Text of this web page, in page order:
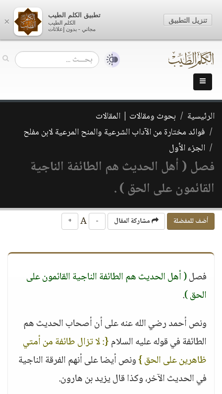
الرئيسية
بحوث ومقالات | المقالات
فوائد مختارة من الآداب الشرعية والمنح المرعية لابن مفلح
الجزء الأول
فصل ( أهل الحديث هم الطائفة الناجية
القائمون على الحق ) .
أضف للمفضلة مشاركة المقال -
+
فصل( أهل الحديث هم الطائفة الناجية القائمون على
الحق ).
ونص أحمد رضي الله عنه على أن أصحاب الحديث هم
الطائفة في قوله عليه السلام{: لا تزال طائفة من أمتي
ظاهرين على الحق }ونص أيضا على أنهم الفرقة الناجية
في الحديث الآخر، وكذا قال يزيد بن هارون.
×
تطبيق الكلم الطيب
الكلم الطيب
مجاني - بدون إعلانات
تنزيل التطبيق